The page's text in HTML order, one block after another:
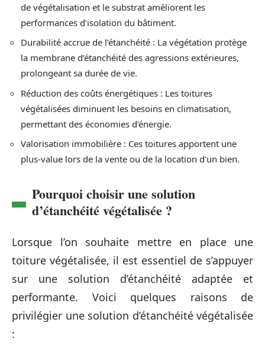
de végétalisation et le substrat améliorent les
performances d’isolation du bâtiment.
Durabilité accrue de l’étanchéité : La végétation protège
la membrane d’étanchéité des agressions extérieures,
prolongeant sa durée de vie.
Réduction des coûts énergétiques : Les toitures
végétalisées diminuent les besoins en climatisation,
permettant des économies d’énergie.
Valorisation immobilière : Ces toitures apportent une
plus-value lors de la vente ou de la location d’un bien.
Pourquoi choisir une solution
d’étanchéité végétalisée ?
Lorsque l’on souhaite mettre en place une
toiture végétalisée, il est essentiel de s’appuyer
sur une solution d’étanchéité adaptée et
performante. Voici quelques raisons de
privilégier une solution d’étanchéité végétalisée
: